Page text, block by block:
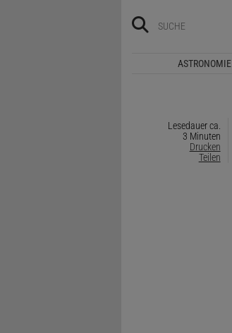
ASTRONOMIE
Lesedauer ca.
3 Minuten
Drucken
Teilen